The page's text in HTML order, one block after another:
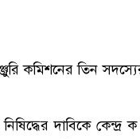
কমিশনের তিন
নিষিদ্ধের দাবিকে